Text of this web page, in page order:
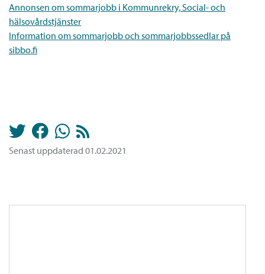
Annonsen om sommarjobb i Kommunrekry, Social- och
hälsovårdstjänster
Information om sommarjobb och sommarjobbssedlar på
sibbo.fi
Senast uppdaterad 01.02.2021